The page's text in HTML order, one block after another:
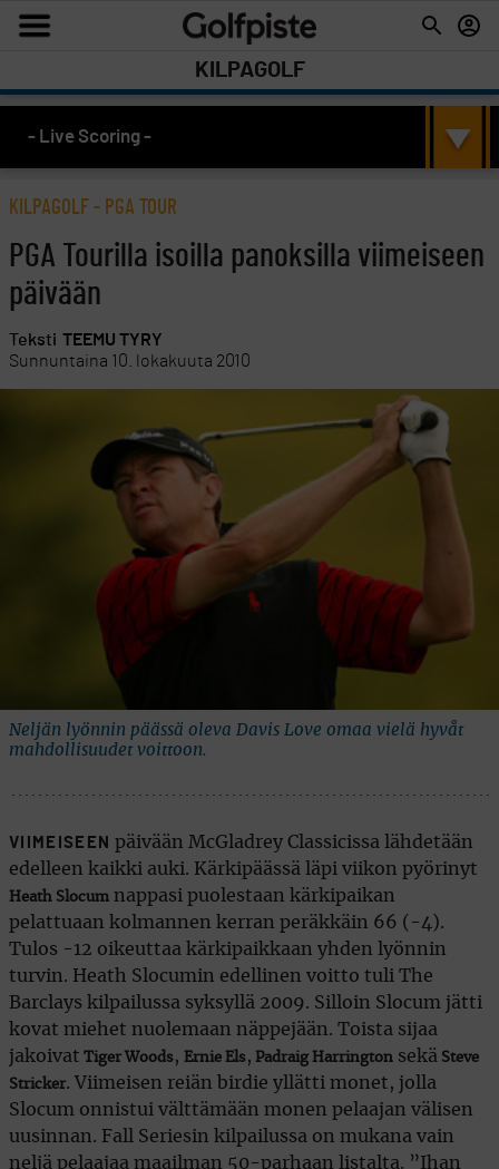
KILPAGOLF
- Live Scoring -
KILPAGOLF - PGA TOUR
PGA Tourilla isoilla panoksilla viimeiseen
päivään
Teksti TEEMU TYRY
Sunnuntaina 10. lokakuuta 2010
Neljän lyönnin päässä oleva Davis Love omaa vielä hyvåt
mahdollisuudet voittoon.
VIIMEISEEN päivään McGladrey Classicissa lähdetään
edelleen kaikki auki. Kärkipäässä läpi viikon pyörinyt
Heath Slocum nappasi puolestaan kärkipaikan
pelattuaan kolmannen kerran peräkkäin 66 (-4).
Tulos -12 oikeuttaa kärkipaikkaan yhden lyönnin
turvin. Heath Slocumin edellinen voitto tuli The
Barclays kilpailussa syksyllä 2009. Silloin Slocum jätti
kovat miehet nuolemaan näppejään. Toista sijaa
jakoivat Tiger Woods, Ernie Els, Padraig Harrington sekä Steve
Stricker. Viimeisen reiän birdie yllätti monet, jolla
Slocum onnistui välttämään monen pelaajan välisen
uusinnan. Fall Seriesin kilpailussa on mukana vain
neljä pelaajaa maailman 50-parhaan listalta. ”Ihan